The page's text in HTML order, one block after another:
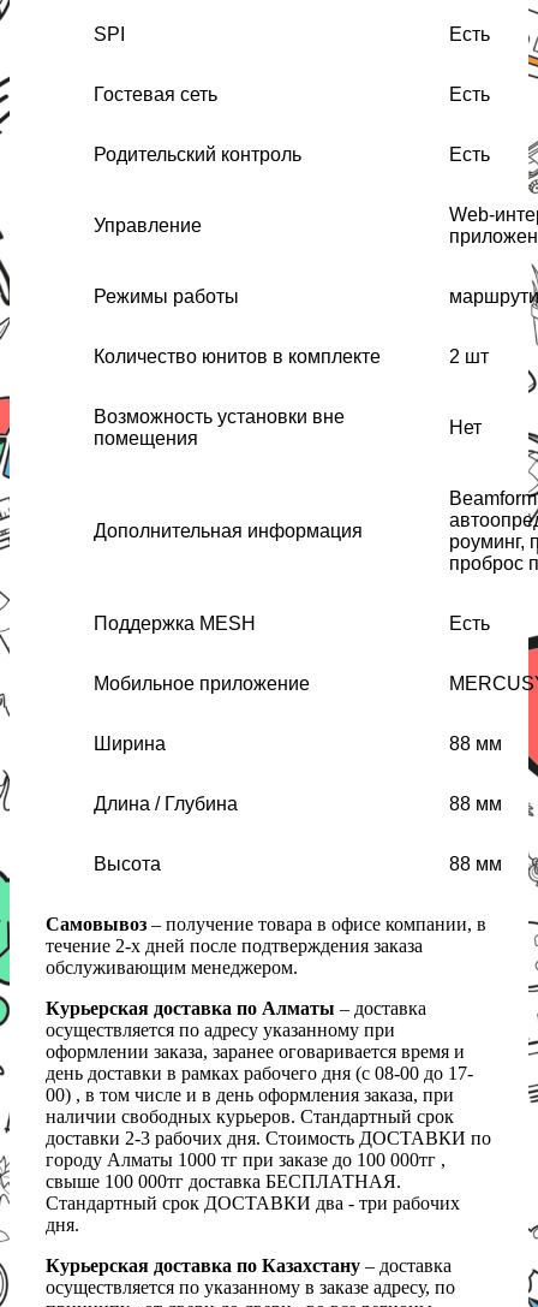
SPI Есть
Гостевая сеть Есть
Родительский контроль Есть
Управление
Web-
Режимы работы
Количество юнитов в комплекте 2 шт
Возможность установки вне
помещения
Нет
Дополнительная информация
роуминг,
проброс
Поддержка MESH Есть
Мобильное приложение
Ширина 88 мм
Длина / Глубина 88 мм
Высота 88 мм
Самовывоз – получение товара в офисе компании, в
течение 2-х дней после подтверждения заказа
обслуживающим менеджером.
Курьерская доставка по Алматы – доставка
осуществляется по адресу указанному при
оформлении заказа, заранее оговаривается время и
день доставки в рамках рабочего дня (с 08-00 до 17-
00) , в том числе и в день оформления заказа, при
наличии свободных курьеров. Стандартный срок
доставки 2-3 рабочих дня. Стоимость ДОСТАВКИ по
городу Алматы 1000 тг при заказе до 100 000тг ,
свыше 100 000тг доставка БЕСПЛАТНАЯ.
Стандартный срок ДОСТАВКИ два - три рабочих
дня.
Курьерская доставка по Казахстану – доставка
осуществляется по указанному в заказе адресу, по